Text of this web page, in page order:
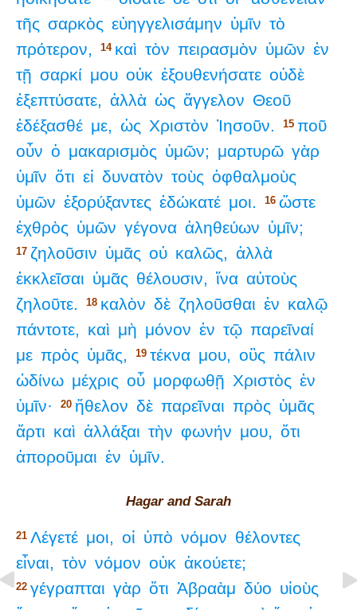
τῆς σαρκὸς εὐηγγελισάμην ὑμῖν τὸ
πρότερον,
14 καὶ τὸν πειρασμὸν ὑμῶν ἐν
τῇ σαρκί μου οὐκ ἐξουθενήσατε οὐδὲ
ἐξεπτύσατε, ἀλλὰ ὡς ἄγγελον Θεοῦ
ἐδέξασθέ με, ὡς Χριστὸν Ἰησοῦν. 15 ποῦ
οὖν ὁ μακαρισμὸς ὑμῶν; μαρτυρῶ γὰρ
ὑμῖν ὅτι εἰ δυνατὸν τοὺς ὀφθαλμοὺς
ὑμῶν ἐξορύξαντες ἐδώκατέ μοι. 16 ὥστε
ἐχθρὸς ὑμῶν γέγονα ἀληθεύων ὑμῖν;
17 ζηλοῦσιν ὑμᾶς οὐ καλῶς, ἀλλὰ
ἐκκλεῖσαι ὑμᾶς θέλουσιν, ἵνα αὐτοὺς
ζηλοῦτε.
18 καλὸν δὲ ζηλοῦσθαι ἐν καλῷ
πάντοτε, καὶ μὴ μόνον ἐν τῷ παρεῖναί
με πρὸς ὑμᾶς, 19 τέκνα μου, οὓς πάλιν
ὠδίνω μέχρις οὗ μορφωθῇ Χριστὸς ἐν
ὑμῖν·
20 ἤθελον δὲ παρεῖναι πρὸς ὑμᾶς
ἄρτι καὶ ἀλλάξαι τὴν φωνήν μου, ὅτι
ἀποροῦμαι ἐν ὑμῖν.
Hagar and Sarah
21 Λέγετέ μοι, οἱ ὑπὸ νόμον θέλοντες
εἶναι,
τὸν νόμον οὐκ ἀκούετε;
22 γέγραπται γὰρ ὅτι Ἀβραὰμ δύο υἱοὺς